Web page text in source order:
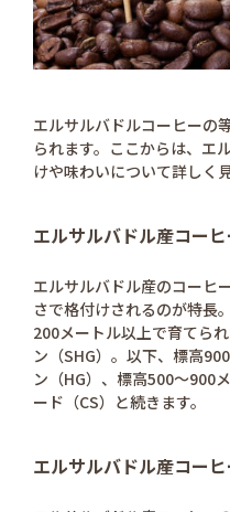
エルサルバドルコーヒーの
られます。ここからは、エ
けや味わいについて詳しく
エルサルバドル産コー
エルサルバドル産のコーヒ
さで格付けされるのが特長
200メートル以上で育てら
ン（SHG）。以下、標高
ン（HG）、標高500～900
ード（CS）と続きます。
エルサルバドル産コー